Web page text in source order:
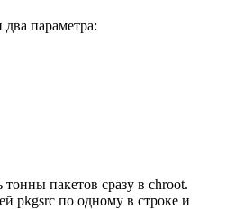
параметра:
пакетов сразу в chroot.
pkgsrc по одному в строке и